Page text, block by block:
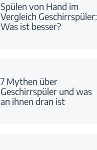
Spülen von Hand im
Vergleich Geschirrspüler:
Was ist besser?
7 Mythen über
Geschirrspüler und was
an ihnen dran ist